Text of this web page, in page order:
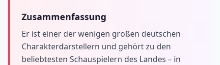
Zusammenfassung
Er ist einer der wenigen großen deutschen
Charakterdarstellern und gehört zu den
beliebtesten Schauspielern des Landes – in